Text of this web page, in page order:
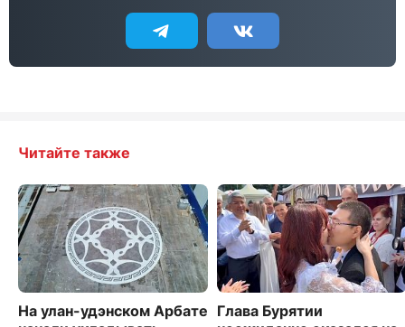
Читайте также
На улан-удэнском Арбате Глава Бурятии